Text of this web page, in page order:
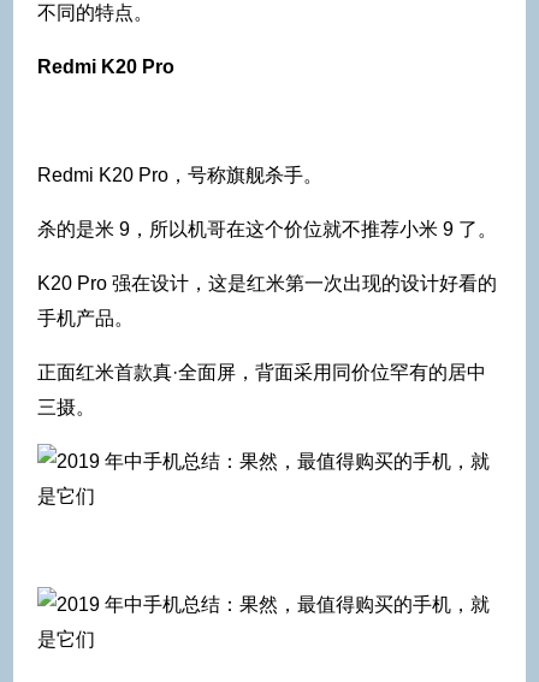
不同的特点。
Redmi K20 Pro
Redmi K20 Pro，号称旗舰杀手。
杀的是米 9，所以机哥在这个价位就不推荐小米 9 了。
K20 Pro 强在设计，这是红米第一次出现的设计好看的
手机产品。
正面红米首款真·全面屏，背面采用同价位罕有的居中
三摄。